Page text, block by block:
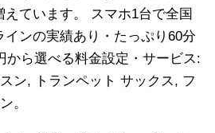
ています。 スマホ1台で全国
ンの実績あり・たっぷり60分
から選べる料金設定・サービス:
ン, トランペット サックス, フ
。